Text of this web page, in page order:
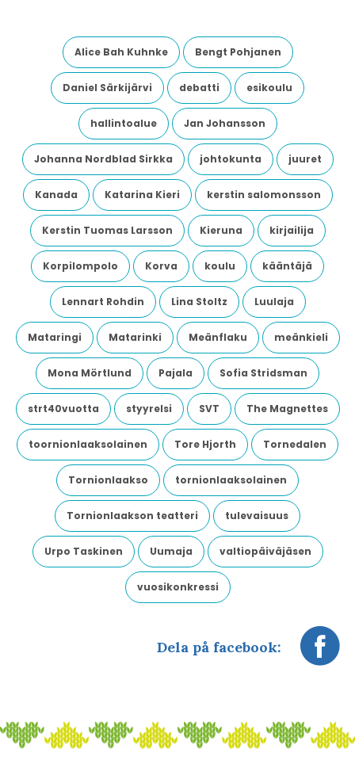
Alice Bah Kuhnke Bengt Pohjanen
Daniel Särkijärvi debatti esikoulu
hallintoalue Jan Johansson
Johanna Nordblad Sirkka johtokunta juuret
Kanada Katarina Kieri kerstin salomonsson
Kerstin Tuomas Larsson Kieruna kirjailija
Korpilompolo Korva koulu kääntäjä
Lennart Rohdin Lina Stoltz Luulaja
Mataringi Matarinki Meänflaku meänkieli
Mona Mörtlund Pajala Sofia Stridsman
strt40vuotta styyrelsi SVT The Magnettes
toornionlaaksolainen Tore Hjorth Tornedalen
Tornionlaakso tornionlaaksolainen
Tornionlaakson teatteri tulevaisuus
Urpo Taskinen Uumaja valtiopäiväjäsen
vuosikonkressi
Dela på facebook: